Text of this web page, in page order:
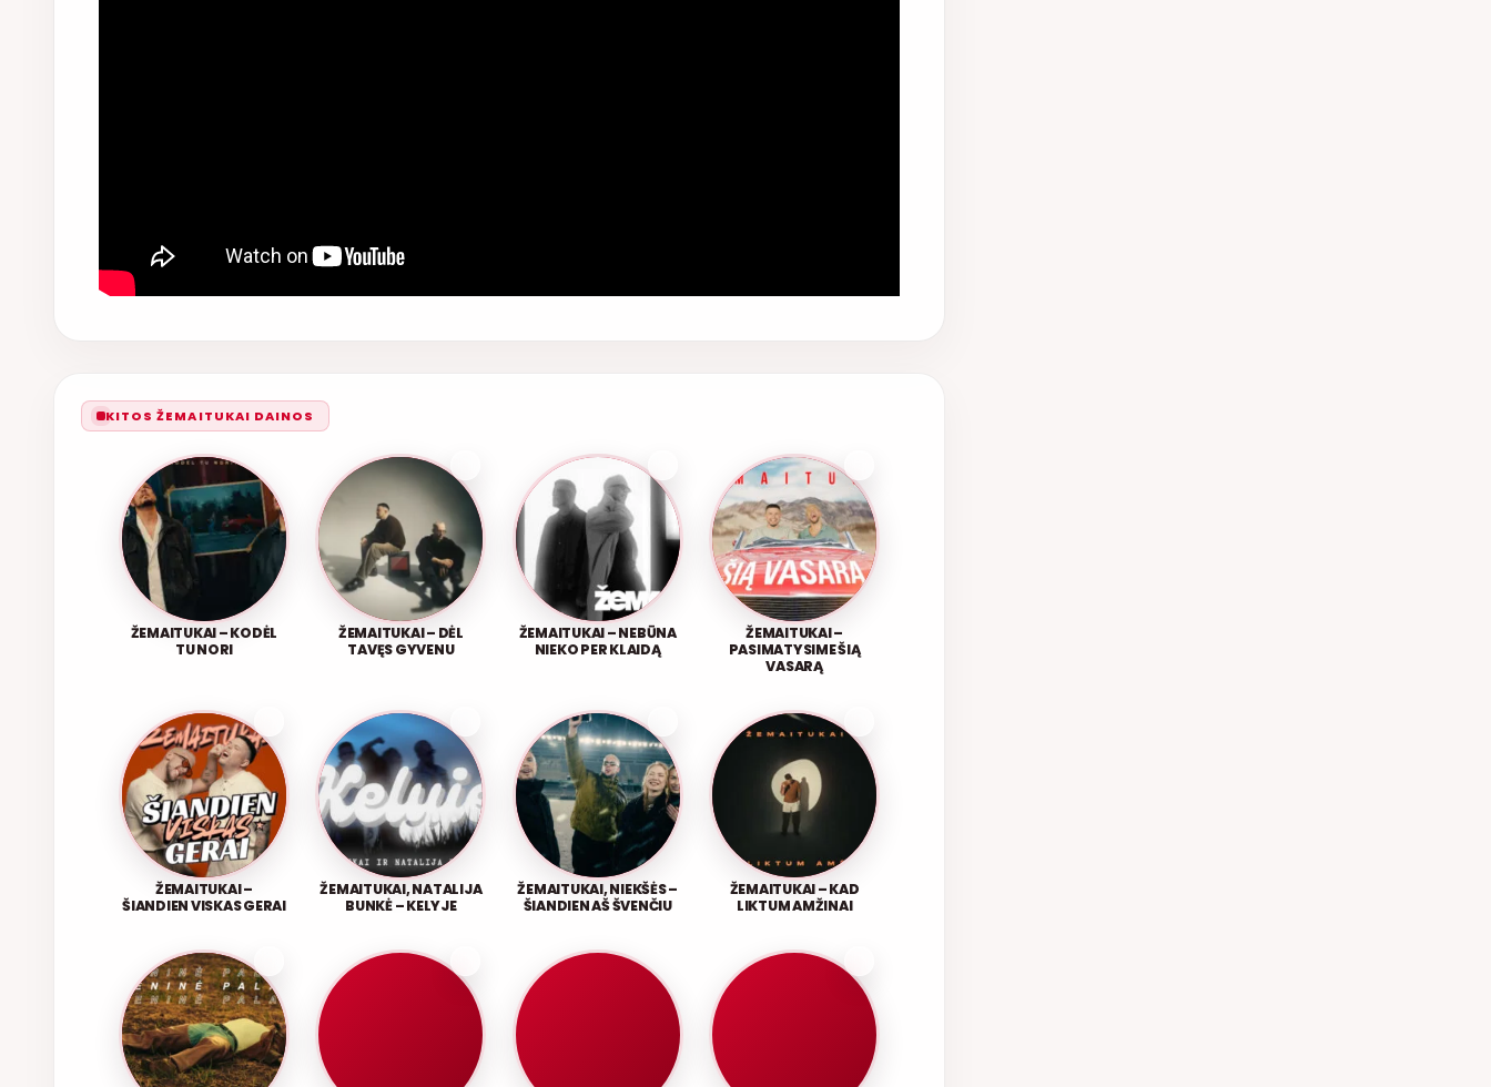
KITOS ŽEMAITUKAI DAINOS
ŽEMAITUKAI – KODĖL
TU NORI
ŽEMAITUKAI – DĖL
TAVĘS GYVENU
ŽEMAITUKAI – NEBŪNA
NIEKO PER KLAIDĄ
ŽEMAITUKAI –
PASIMATYSIME ŠIĄ
VASARĄ
ŽEMAITUKAI –
ŠIANDIEN VISKAS GERAI
ŽEMAITUKAI, NATALIJA
BUNKĖ – KELYJE
ŽEMAITUKAI, NIEKŠĖS –
ŠIANDIEN AŠ ŠVENČIU
ŽEMAITUKAI – KAD
LIKTUM AMŽINAI